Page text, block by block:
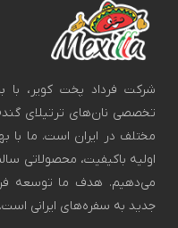
شرکت فرداد پخت کویر، با
تخصصی نان‌های ترتیلای
مختلف در ایران است. ما با
اولیه باکیفیت، محصولاتی
می‌دهیم. هدف ما توسعه
جدید به سفره‌های ایرانی است.